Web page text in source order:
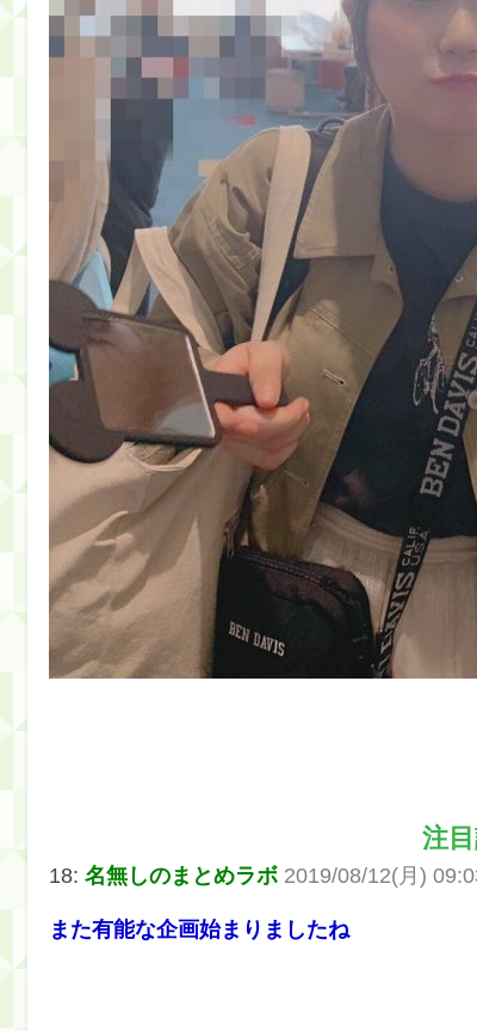
注
18: 名無しのまとめラボ 2019/08/12(月)
また有能な企画始まりましたね